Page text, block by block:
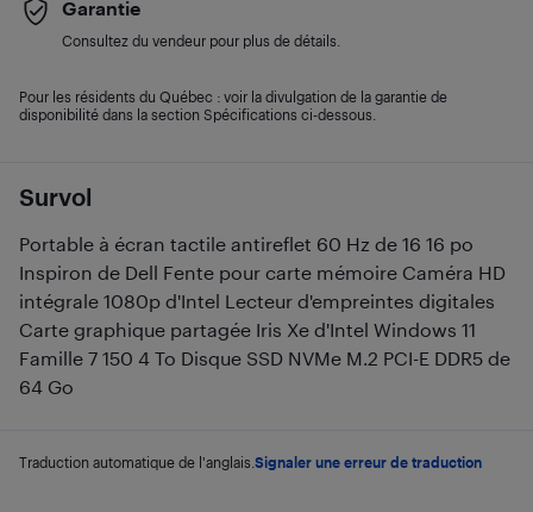
Survol
Portable à écran tactile antireflet 60 Hz de 16 16 po
Inspiron de Dell Fente pour carte mémoire Caméra HD
intégrale 1080p d'Intel Lecteur d'empreintes digitales
Carte graphique partagée Iris Xe d'Intel Windows 11
Famille 7 150 4 To Disque SSD NVMe M.2 PCI-E DDR5 de
64 Go
Traduction automatique de l'anglais. Signaler une erreur de traduction
Garantie
Consultez du vendeur pour plus de détails.
Pour les résidents du Québec : voir la divulgation de la garantie de
disponibilité dans la section Spécifications ci-dessous.